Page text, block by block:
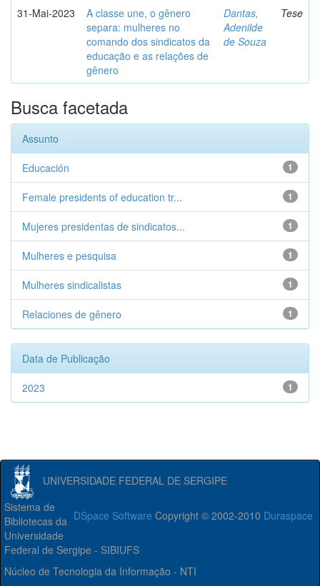
31-Mai-2023
A classe une, o gênero
separa: mulheres no
comando dos sindicatos da
educação e as relações de
gênero
Dantas,
Adenilde
de Souza
Tese
Busca facetada
Assunto
1
Educación
1
Female presidents of education tr...
1
Mujeres presidentas de sindicatos...
1
Mulheres e pesquisa
1
Mulheres sindicalistas
1
Relaciones de gênero
Data de Publicação
1
2023
UNIVERSIDADE FEDERAL DE SERGIPE
DSpace Software Copyright © 2002-2010 Duraspace
Sistema de
Bibliotecas da
Universidade
Federal de Sergipe - SIBIUFS
Núcleo de Tecnologia da Informação - NTI